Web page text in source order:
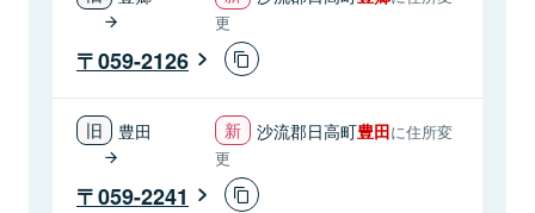
更
059-2126
豊田 沙流郡日高町豊田に住所変
更
059-2241